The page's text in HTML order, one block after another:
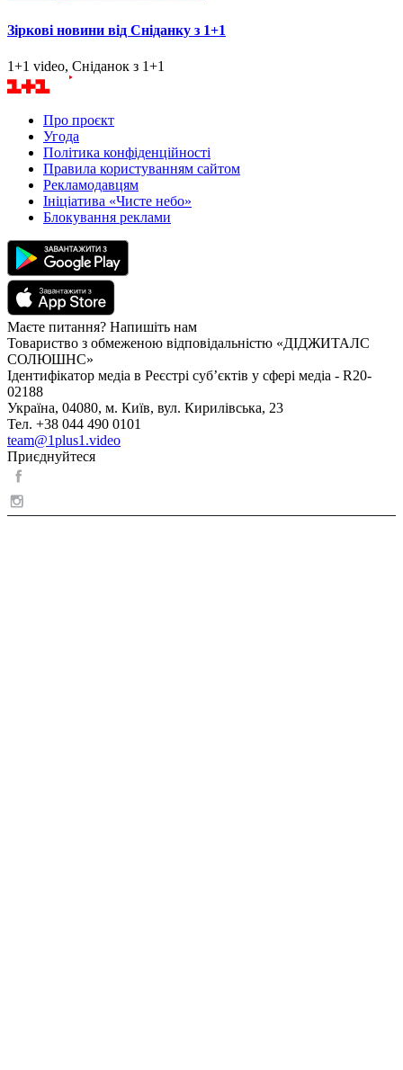
Зіркові новини від Сніданку з 1+1
1+1 video, Сніданок з 1+1
Про проєкт
Угода
Політика конфіденційності
Правила користуванням сайтом
Рекламодавцям
Ініціатива «Чисте небо»
Блокування реклами
Маєте питання? Напишіть нам
Товариство з обмеженою відповідальністю «ДІДЖИТАЛС
СОЛЮШНС»
Ідентифікатор медіа в Реєстрі суб’єктів у сфері медіа - R20-
02188
Україна, 04080, м. Київ, вул. Кирилівська, 23
Тел. +38 044 490 0101
team@1plus1.video
Приєднуйтеся